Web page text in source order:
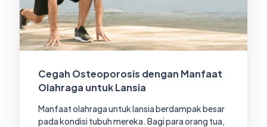
Cegah Osteoporosis dengan Manfaat
Olahraga untuk Lansia
Manfaat olahraga untuk lansia berdampak besar
pada kondisi tubuh mereka. Bagi para orang tua,